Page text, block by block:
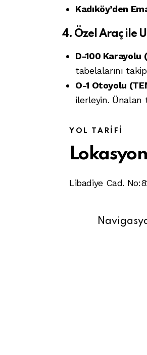
Kadıköy’den
4. Özel Araç ile
D-100 Karayolu
tabelalarını
O-1 Otoyolu
ilerleyin. Ünalan
YOL TARIFI
Libadiye Cad.